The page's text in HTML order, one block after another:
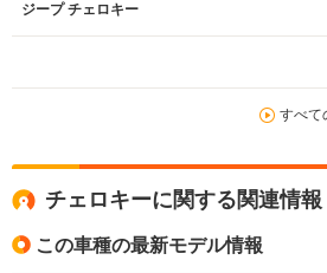
ジープ チェロキー
すべて
チェロキーに関する関連情報
この車種の最新モデル情報